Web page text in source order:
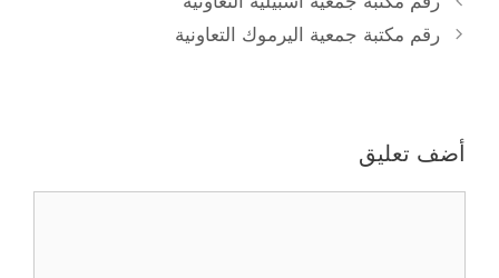
رقم مكتبة جمعية اليرموك التعاونية
أضف تعليق